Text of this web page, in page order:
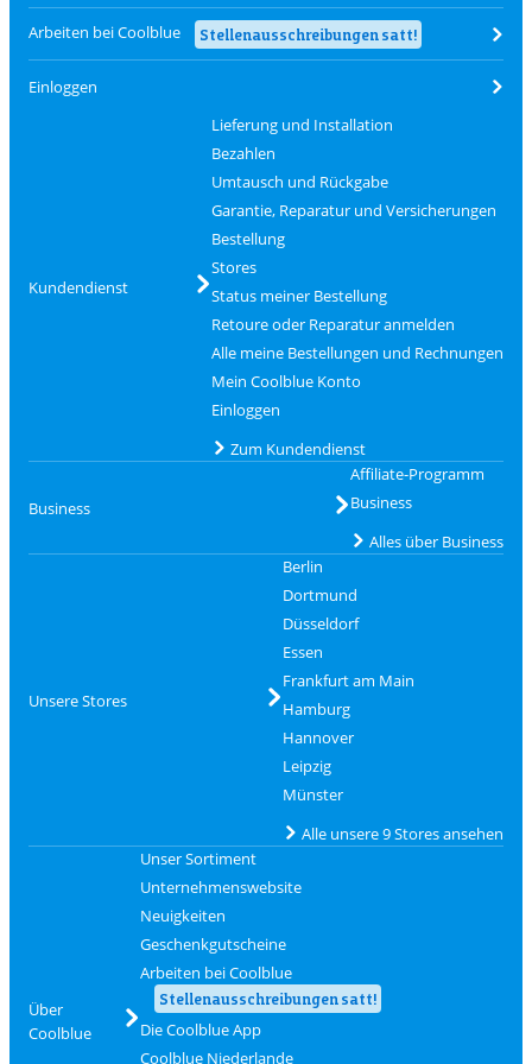
Arbeiten bei Coolblue Stellenausschreibungen satt!
Einloggen
Kundendienst
Lieferung und Installation
Bezahlen
Umtausch und Rückgabe
Garantie, Reparatur und Versicherungen
Bestellung
Stores
Status meiner Bestellung
Retoure oder Reparatur anmelden
Alle meine Bestellungen und Rechnungen
Mein Coolblue Konto
Einloggen
Zum Kundendienst
Business
Affiliate-Programm
Business
Alles über Business
Unsere Stores
Berlin
Dortmund
Düsseldorf
Essen
Frankfurt am Main
Hamburg
Hannover
Leipzig
Münster
Alle unsere 9 Stores ansehen
Über
Coolblue
Unser Sortiment
Unternehmenswebsite
Neuigkeiten
Geschenkgutscheine
Arbeiten bei Coolblue
Stellenausschreibungen satt!
Die Coolblue App
Coolblue Niederlande